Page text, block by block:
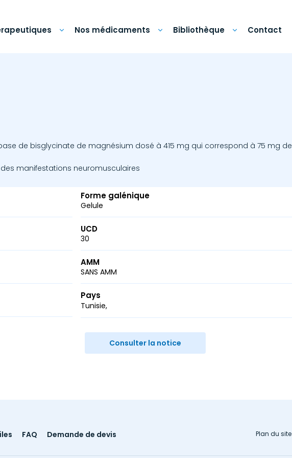
Nos médicaments Bibliothèque Contact
de bisglycinate de magnésium dosé à 415 mg qui correspond à 75 mg de
manifestations neuromusculaires
Forme galénique
Gelule
UCD
30
AMM
SANS AMM
Pays
Tunisie
Consulter la notice
FAQ Demande de devis Plan du site